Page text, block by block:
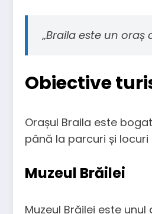
„Braila este un
Obiective
Orașul Braila este
până la parcuri și
Muzeul Brăilei
Muzeul Brăilei este